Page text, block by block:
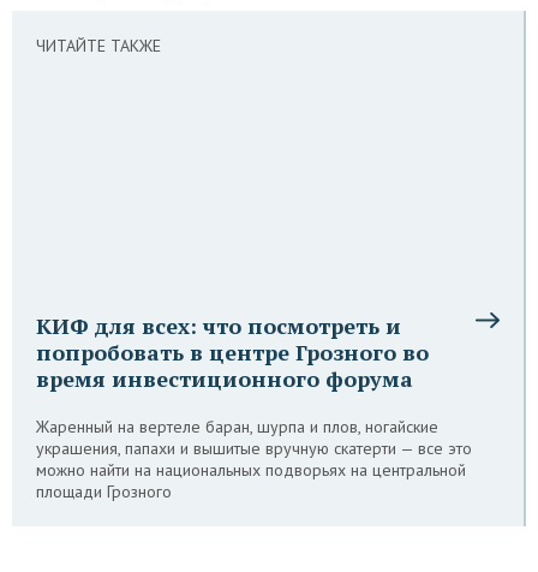
ЧИТАЙТЕ ТАКЖЕ
КИФ для всех: что посмотреть и
попробовать в центре Грозного во
время инвестиционного форума
Жаренный на вертеле баран, шурпа и плов, ногайские
украшения, папахи и вышитые вручную скатерти — все это
можно найти на национальных подворьях на центральной
площади Грозного